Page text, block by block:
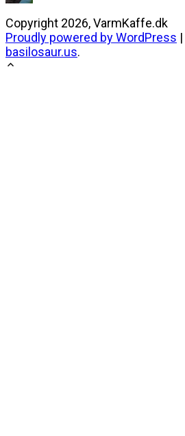
Copyright 2026, VarmKaffe.dk
Proudly powered by WordPress |
basilosaur.us.